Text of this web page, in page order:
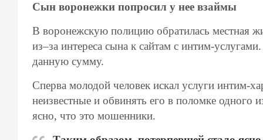
Сын воронежки попросил у нее взаймы
В воронежскую полицию обратилась местная
из–за интереса сына к сайтам с интим-
данную сумму.
Сперва молодой человек искал услуги интим-
неизвестные и обвинять его в поломке одного
ясно, что это мошенники.